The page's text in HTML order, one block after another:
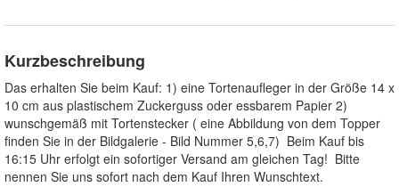
Kurzbeschreibung
Das erhalten Sie beim Kauf: 1) eine Tortenaufleger in der Größe 14 x
10 cm aus plastischem Zuckerguss oder essbarem Papier 2)
wunschgemäß mit Tortenstecker ( eine Abbildung von dem Topper
finden Sie in der Bildgalerie - Bild Nummer 5,6,7) Beim Kauf bis
16:15 Uhr erfolgt ein sofortiger Versand am gleichen Tag! Bitte
nennen Sie uns sofort nach dem Kauf Ihren Wunschtext.